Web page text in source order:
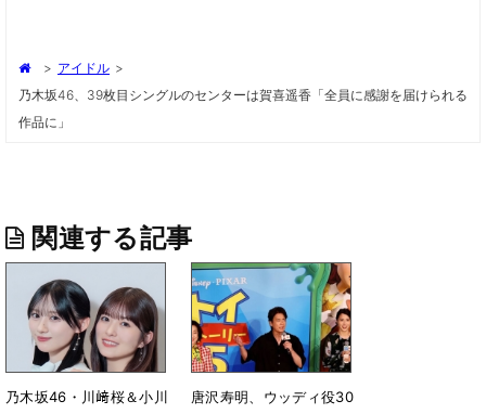
> アイドル >
乃木坂46、39枚目シングルのセンターは賀喜遥香「全員に感謝を届けられる
作品に」
関連する記事
乃木坂46・川﨑桜＆小川
唐沢寿明、ウッディ役30